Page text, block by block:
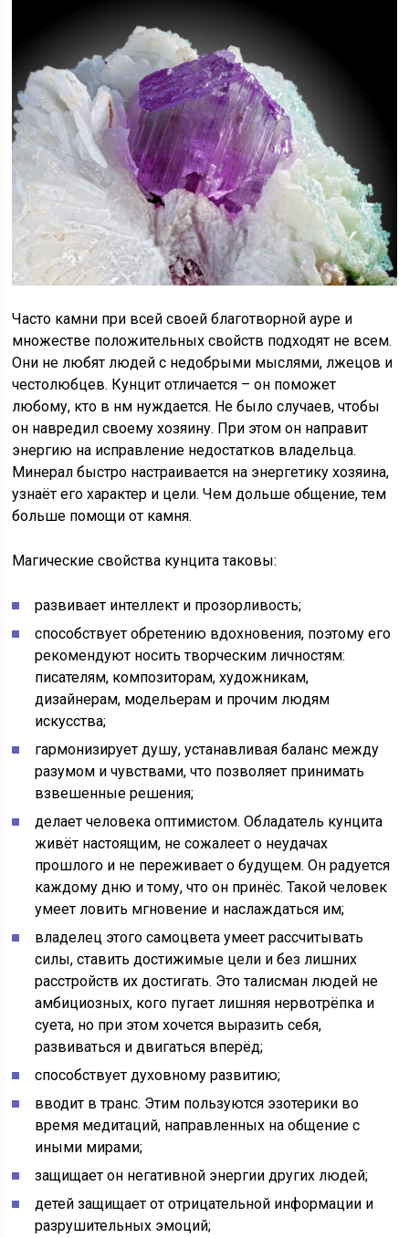
Часто камни при всей своей благотворной ауре и
множестве положительных свойств подходят не всем.
Они не любят людей с недобрыми мыслями, лжецов и
честолюбцев. Кунцит отличается – он поможет
любому, кто в нм нуждается. Не было случаев, чтобы
он навредил своему хозяину. При этом он направит
энергию на исправление недостатков владельца.
Минерал быстро настраивается на энергетику хозяина,
узнаёт его характер и цели. Чем дольше общение, тем
больше помощи от камня.
Магические свойства кунцита таковы:
развивает интеллект и прозорливость;
способствует обретению вдохновения, поэтому его
рекомендуют носить творческим личностям:
писателям, композиторам, художникам,
дизайнерам, модельерам и прочим людям
искусства;
гармонизирует душу, устанавливая баланс между
разумом и чувствами, что позволяет принимать
взвешенные решения;
делает человека оптимистом. Обладатель кунцита
живёт настоящим, не сожалеет о неудачах
прошлого и не переживает о будущем. Он радуется
каждому дню и тому, что он принёс. Такой человек
умеет ловить мгновение и наслаждаться им;
владелец этого самоцвета умеет рассчитывать
силы, ставить достижимые цели и без лишних
расстройств их достигать. Это талисман людей не
амбициозных, кого пугает лишняя нервотрёпка и
суета, но при этом хочется выразить себя,
развиваться и двигаться вперёд;
способствует духовному развитию;
вводит в транс. Этим пользуются эзотерики во
время медитаций, направленных на общение с
иными мирами;
защищает он негативной энергии других людей;
детей защищает от отрицательной информации и
разрушительных эмоций;